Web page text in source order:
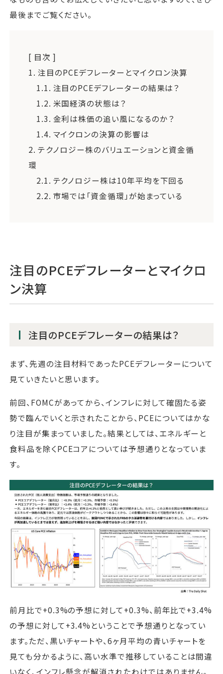
最後までご覧ください。
[ 目次 ]
1. 注目のPCEデフレーターとマイクロン決算
1.1. 注目のPCEデフレーターの結果は？
1.2. 米国経済の状態は？
1.3. 金利は株価の追い風になるのか？
1.4. マイクロンの決算の影響は
2. テクノロジー株のバリュエーションと資金循
環
2.1. テクノロジー株は10年平均を下回る
2.2. 市場では「資金循環」が始まっている
注目のPCEデフレーターとマイクロ
ン決算
注目のPCEデフレーターの結果は？
まず、先週の注目材料であったPCEデフレーターについて
見ていきたいと思います。
前回、FOMCがあってから、インフレに対して確固たる姿
勢で臨んでいくと示されたことから、PCEについてはかな
り注目が集まっていました。結果としては、エネルギーと
食料品を除くPCEコアについては予想通りとなっていま
す。
前月比で+0.3%の予想に対して+0.3%、前年比で+3.4%
の予想に対して+3.4%ということで予想通りとなってい
ます。ただ、黒いチャートや、6ヶ月平均の青いチャートを
見ても分かるように、高い水準で推移していることは間違
いなく、インフレ懸念が解消されたわけではありません。